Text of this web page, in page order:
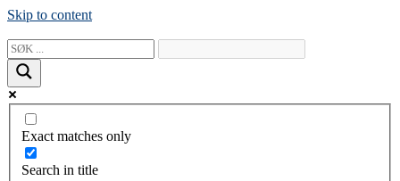
Skip to content
Exact matches only
Search in title